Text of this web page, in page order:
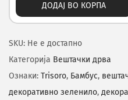
ДОДАЈ ВО КОРПА
SKU: Не е достапно
Категорија Вештачки дрва
Ознаки: Trisoro, Бамбус,
декоративно зеленило,